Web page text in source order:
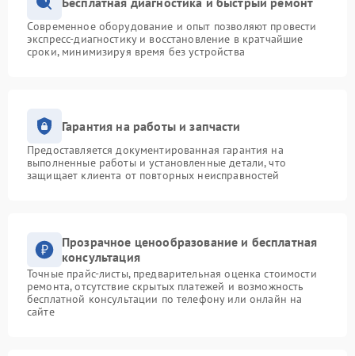
Современное оборудование и опыт позволяют провести
экспресс-диагностику и восстановление в кратчайшие
сроки, минимизируя время без устройства
Гарантия на работы и запчасти
Предоставляется документированная гарантия на
выполненные работы и установленные детали, что
защищает клиента от повторных неисправностей
Прозрачное ценообразование и бесплатная
консультация
Точные прайс-листы, предварительная оценка стоимости
ремонта, отсутствие скрытых платежей и возможность
бесплатной консультации по телефону или онлайн на
сайте